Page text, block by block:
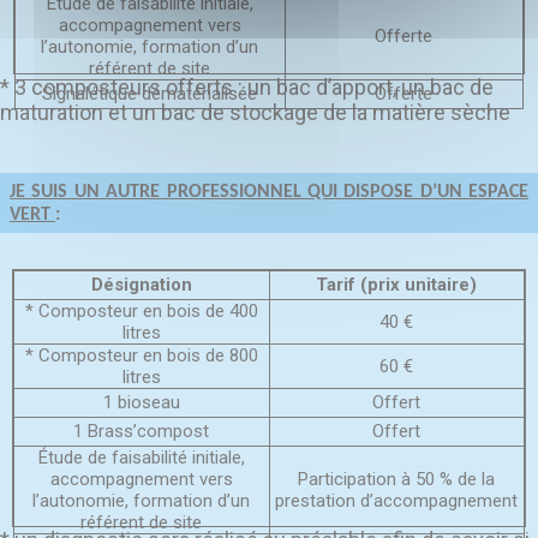
accompagnement vers
l’autonomie, formation d’un
référent de site
Offerte
Signalétique dématérialisée Offerte
* 3 composteurs offerts : un bac d’apport, un bac de
maturation et un bac de stockage de la matière sèche
JE SUIS UN AUTRE PROFESSIONNEL QUI DISPOSE D’UN ESPACE
VERT :
Désignation
Tarif (prix unitaire)
* Composteur en bois de 400
litres
40 €
* Composteur en bois de 800
litres
60 €
1 bioseau
Offert
1 Brass’compost
Offert
Étude de faisabilité initiale,
accompagnement vers
l’autonomie, formation d’un
référent de site
Participation à 50 % de la
prestation d’accompagnement